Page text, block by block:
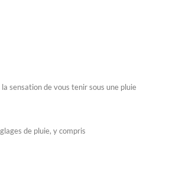
sensation de vous tenir sous une pluie
de pluie, y compris